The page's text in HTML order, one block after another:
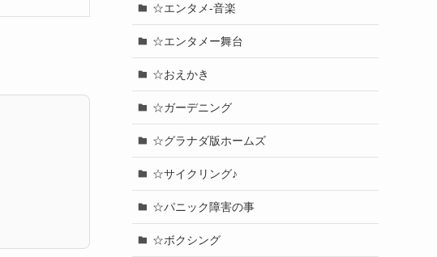
☆エンタメ-音楽
☆エンタメー舞台
☆おえかき
☆ガーデニング
☆グラナダ版ホームズ
☆サイクリング♪
☆パニック障害の事
☆ボクシング